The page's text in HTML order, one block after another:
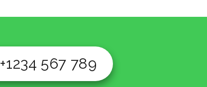
+1234 567 789